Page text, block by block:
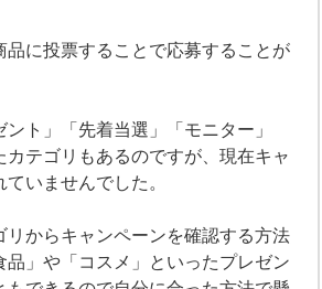
品に投票することで応募することが
ト」「先着当選」「モニター」
カテゴリもあるのですが、現在キャ
いませんでした。
リからキャンペーンを確認する方法
品」や「コスメ」といったプレゼン